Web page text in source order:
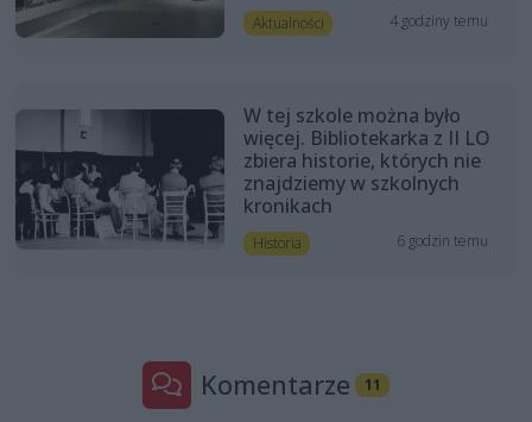
Aktualności 4 godziny temu
W tej szkole można było
więcej. Bibliotekarka z II LO
zbiera historie, których nie
znajdziemy w szkolnych
kronikach
Historia 6 godzin temu
Komentarze 11